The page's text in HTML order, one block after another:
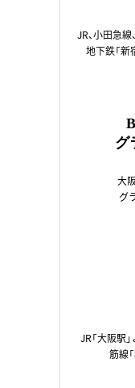
JR、小田急線
地下鉄「新
グ
大
グ
JR「大阪駅
筋線